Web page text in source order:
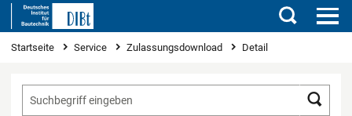
Suchen
Sie sind hier
Startseite Service Zulassungsdownload Detail